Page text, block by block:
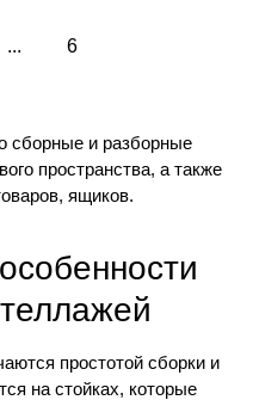
... 6
сборные и разборные
пространства, а также
ящиков.
простотой сборки и
на стойках, которые